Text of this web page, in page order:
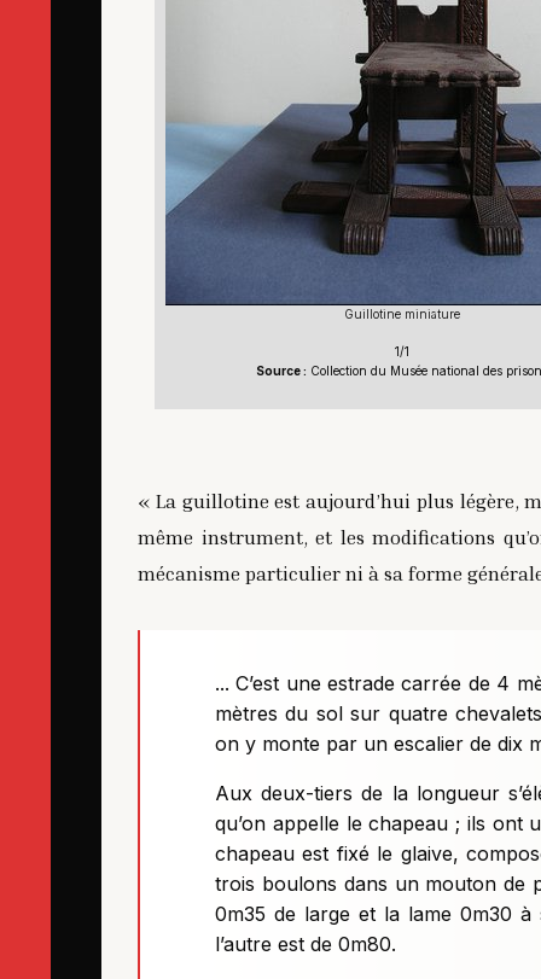
Guillotine miniature
1/1
Source : Collection du Musée national des
« La guillotine est aujourd’hui plus légère,
même instrument, et les modifications
mécanisme particulier ni à sa forme
... C’est une estrade carrée de 4
mètres du sol sur quatre
on y monte par un escalier de dix
Aux deux-tiers de la longueur
qu’on appelle le chapeau ; ils ont
chapeau est fixé le glaive,
trois boulons dans un mouton de
0m35 de large et la lame 0m30
l’autre est de 0m80.